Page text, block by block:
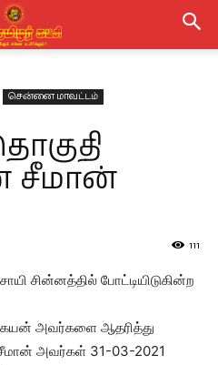
சென்னை மாவட்டம்
சீமான்
111
சின்னத்தில் போட்டியிடுகின்ற
அவர்களை ஆதரித்து
அவர்கள் 31-03-2021